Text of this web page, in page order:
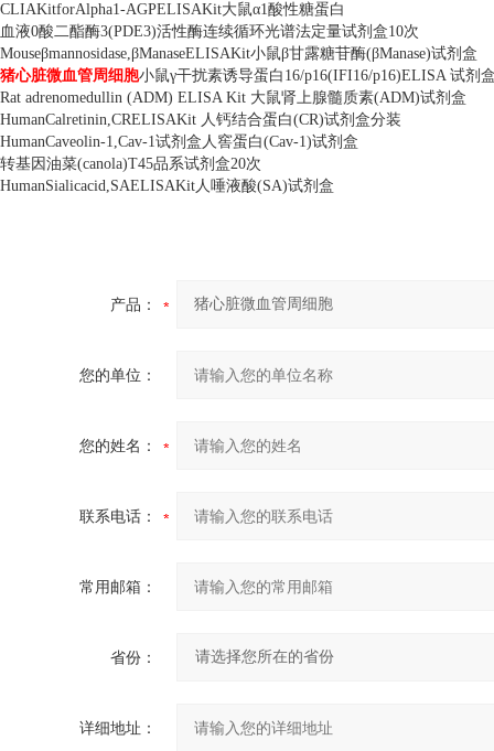
CLIAKitforAlpha1-AGPELISAKit大鼠α1酸性糖蛋白
血液0酸二酯酶3(PDE3)活性酶连续循环光谱法定量试剂盒10次
Mouseβmannosidase,βManaseELISAKit小鼠β甘露糖苷酶(βManase)试剂盒
猪心脏微血管周细胞小鼠γ干扰素诱导蛋白 16/p16(IFI16/p16)ELISA 试剂
Rat adrenomedullin (ADM) ELISA Kit 大鼠肾上腺髓质素(ADM)试剂盒
HumanCalretinin,CRELISAKit 人钙结合蛋白(CR)试剂盒分装
HumanCaveolin-1,Cav-1试剂盒人窖蛋白(Cav-1)试剂盒
转基因油菜(canola)T45品系试剂盒20次
HumanSialicacid,SAELISAKit人唾液酸(SA)试剂盒
产品：
您的单位：
您的姓名：
联系电话：
常用邮箱：
省份：
详细地址：